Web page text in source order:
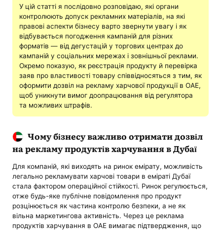
У цій статті я послідовно розповідаю, які органи
контролюють допуск рекламних матеріалів, на які
правові аспекти бізнесу варто звернути увагу і як
відбувається погодження кампаній для різних
форматів — від дегустацій у торгових центрах до
кампаній у соціальних мережах і зовнішньої реклами.
Окремо показую, як реєстрація продукту й перевірка
заяв про властивості товару співвідносяться з тим, як
оформити дозвіл на рекламу харчової продукції в ОАЕ,
щоб уникнути вимог доопрацювання від регулятора
та можливих штрафів.
Чому бізнесу важливо отримати дозвіл
на рекламу продуктів харчування в Дубаї
Для компаній, які виходять на ринок емірату, можливість
легально рекламувати харчові товари в еміраті Дубаї
стала фактором операційної стійкості. Ринок регулюється,
отже будь-яке публічне повідомлення про продукт
розцінюється як частина контролю безпеки, а не як
вільна маркетингова активність. Через це реклама
продуктів харчування в ОАЕ вимагає підтвердження, що